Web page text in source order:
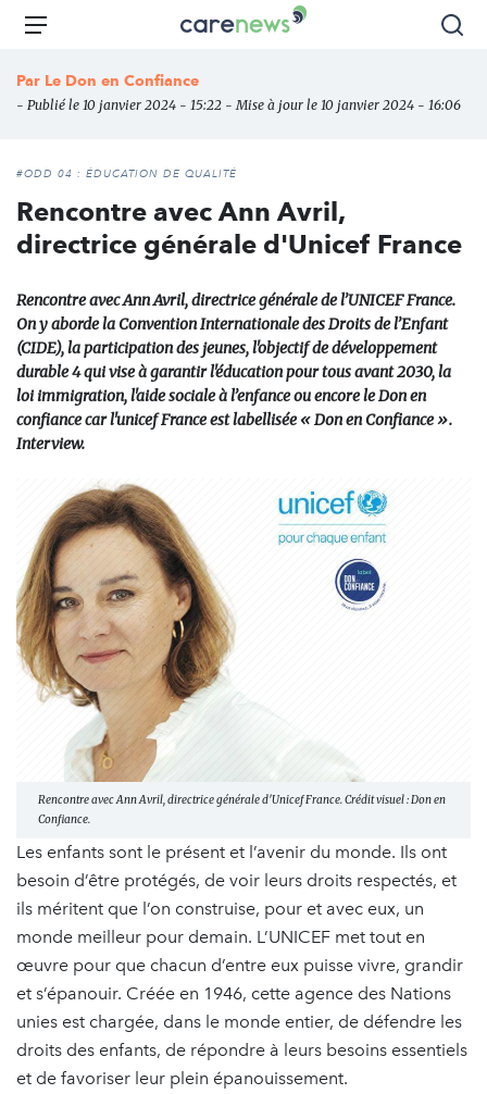
Aller
principal
Carenews,
des
l'engagement
Menu
Par Le Don en Confiance
- Publié le 10 janvier 2024 - 15:22 - Mise à jour le 10 janvier 2024 - 16:06
#ODD 04 : ÉDUCATION DE QUALITÉ
Rencontre avec Ann Avril,
directrice générale d'Unicef France
Rencontre avec Ann Avril, directrice générale de l’UNICEF France.
On y aborde la Convention Internationale des Droits de l’Enfant
(CIDE), la participation des jeunes, l'objectif de développement
durable 4 qui vise à garantir l'éducation pour tous avant 2030, la
loi immigration, l'aide sociale à l’enfance ou encore le Don en
confiance car l'unicef France est labellisée « Don en Confiance ».
Interview.
Rencontre avec Ann Avril, directrice générale d'Unicef France. Crédit visuel : Don en
Confiance.
Les enfants sont le présent et l’avenir du monde. Ils ont
besoin d’être protégés, de voir leurs droits respectés, et
ils méritent que l’on construise, pour et avec eux, un
monde meilleur pour demain. L’UNICEF met tout en
œuvre pour que chacun d’entre eux puisse vivre, grandir
et s’épanouir. Créée en 1946, cette agence des Nations
unies est chargée, dans le monde entier, de défendre les
droits des enfants, de répondre à leurs besoins essentiels
et de favoriser leur plein épanouissement.